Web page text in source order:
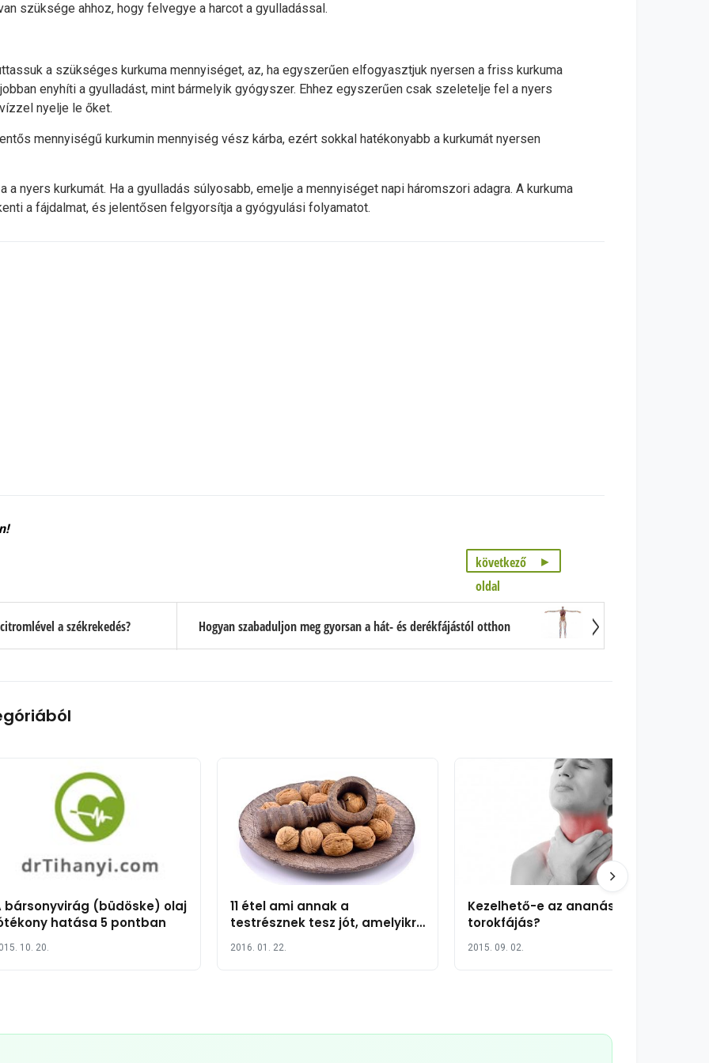
szüksége ahhoz, hogy felvegye a harcot a gyulladással.
a szükséges kurkuma mennyiséget, az, ha egyszerűen elfogyasztjuk nyersen a friss kurkuma
enyhíti a gyulladást, mint bármelyik gyógyszer. Ehhez egyszerűen csak szeletelje fel a nyers
nyelje le őket.
mennyiségű kurkumin mennyiség vész kárba, ezért sokkal hatékonyabb a kurkumát nyersen
nyers kurkumát. Ha a gyulladás súlyosabb, emelje a mennyiséget napi háromszori adagra. A kurkuma
a fájdalmat, és jelentősen felgyorsítja a gyógyulási folyamatot.
következő
oldal
a székrekedés? Hogyan szabaduljon meg gyorsan a hát- és derékfájástól otthon
bársonyvirág (büdöske) olaj
hatása 5 pontban
10. 20.
11 étel ami annak a
testrésznek tesz jót, amelyikre
2016. 01. 22.
Kezelhető-e az ananásszal a
torokfájás?
2015. 09. 02.